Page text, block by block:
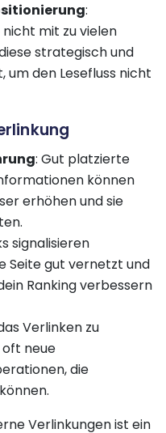
:
mit zu vielen
strategisch und
um den Lesefluss nicht
: Gut platzierte
können
erhöhen und sie
signalisieren
Seite gut vernetzt und
Ranking verbessern
Verlinken zu
neue
die
Verlinkungen ist ein